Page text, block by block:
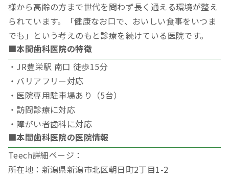
様から高齢の方まで世代を問わず長く通える環境が整え
られています。「健康なお口で、おいしい食事をいつま
でも」という考えのもと診療を続けている医院です。
■本間歯科医院の特徴
・JR豊栄駅 南口 徒歩15分
・バリアフリー対応
・医院専用駐車場あり（5台）
・訪問診療に対応
・障がい者歯科に対応
■本間歯科医院の医院情報
Teech詳細ページ：
所在地：新潟県新潟市北区朝日町2丁目1-2